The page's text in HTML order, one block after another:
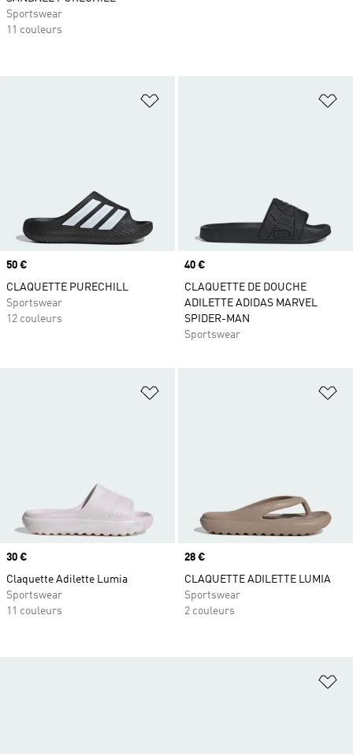
Ajouter à la Liste de produits
Prix
50 €
CLAQUETTE PURECHILL
Sportswear
12 couleurs
Prix
40 €
CLAQUETTE DE DOUCHE
ADILETTE ADIDAS MARVEL
SPIDER-MAN
Sportswear
Ajouter à la Liste de produits
Prix
30 €
Claquette Adilette Lumia
Sportswear
11 couleurs
Prix
28 €
CLAQUETTE ADILETTE LUMIA
Sportswear
2 couleurs
Sportswear
11 couleurs